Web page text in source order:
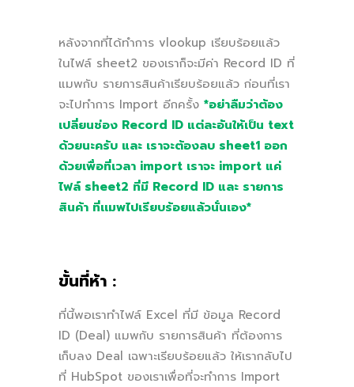
หลังจากที่ได้ทำการ vlookup เรียบร้อยแล้ว
ในไฟล์ sheet2 ของเราก็จะมีค่า Record ID ที่
แมพกับ รายการสินค้าเรียบร้อยแล้ว ก่อนที่เรา
จะไปทำการ Import อีกครั้ง *อย่าลืมว่าต้อง
เปลี่ยนช่อง Record ID แต่ละอันให้เป็น text
ด้วยนะครับ และ เราจะต้องลบ sheet1 ออก
ด้วยเพื่อที่เวลา import เราจะ import แค่
ไฟล์ sheet2 ที่มี Record ID และ รายการ
สินค้า ที่เเมพไปเรียบร้อยแล้วนั่นเอง*
ขั้นที่ห้า :
ที่นี้พอเราทำไฟล์ Excel ที่มี ข้อมูล Record
ID (Deal) แมพกับ รายการสินค้า ที่ต้องการ
เก็บลง Deal เฉพาะเรียบร้อยแล้ว ให้เรากลับไป
ที่ HubSpot ของเราเพื่อที่จะทำการ Import